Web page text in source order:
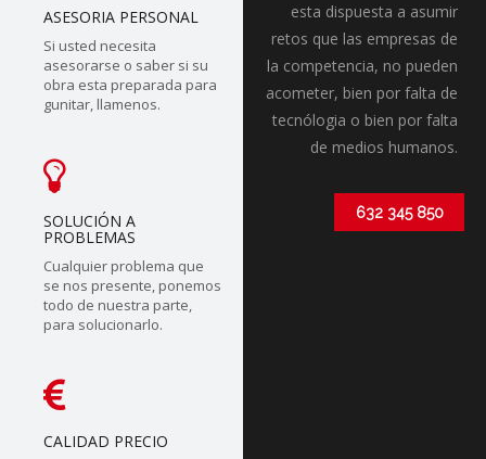
ASESORIA PERSONAL
Si usted necesita
asesorarse o saber si su
obra esta preparada para
gunitar, llamenos.
SOLUCIÓN A
PROBLEMAS
Cualquier problema que
se nos presente, ponemos
todo de nuestra parte,
para solucionarlo.
CALIDAD PRECIO
esta dispuesta a asumir
retos que las empresas de
la competencia, no pueden
acometer, bien por falta de
tecnólogia o bien por falta
de medios humanos.
632 345 850